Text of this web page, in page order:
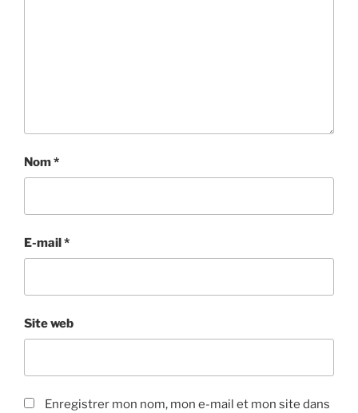
Nom*
E-mail*
Site web
Enregistrer mon nom, mon e-mail et mon site dans